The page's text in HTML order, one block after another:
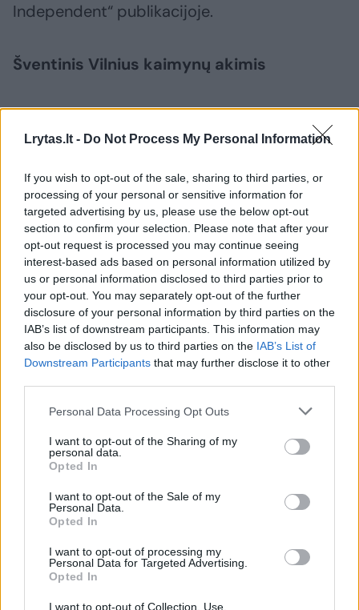
Lrytas.lt - Do Not Process My Personal Information
If you wish to opt-out of the sale, sharing to third parties, or
processing of your personal or sensitive information for
targeted advertising by us, please use the below opt-out
section to confirm your selection. Please note that after your
opt-out request is processed you may continue seeing
interest-based ads based on personal information utilized by
us or personal information disclosed to third parties prior to
your opt-out. You may separately opt-out of the further
disclosure of your personal information by third parties on the
IAB’s list of downstream participants. This information may
also be disclosed by us to third parties on the IAB’s List of
Downstream Participants that may further disclose it to other
Personal Data Processing Opt Outs
I want to opt-out of the Sharing of my
personal data.
Opted In
I want to opt-out of the Sale of my
Personal Data.
Opted In
I want to opt-out of processing my
Personal Data for Targeted Advertising.
Opted In
I want to opt-out of Collection, Use,
Independent“ publikacijoje.
Šventinis Vilnius kaimynų akimis
Kalėdinis Vilnius šiemet plačiai aptartas ir
kaimyninėse šalyse – Lenkijoje ir Latvijoje.
Kalėdų senelių suvažiavimas, šventiškai
papuošti traukiniai, kuriais galima pasiekti
Vilnių nuo Mockavos stoties, bei nauja
miesto iniciatyva – Vilniaus kalėdiškiausia
diena, kai šventinė laukimo atmosfera mieste
pradedama kurti prieš Kalėdas.
Latvijos portaluose Vilnius dažnai minėtas
diskusijose apie įspūdingiausias regiono
Kalėdų egles, kurias papildė jų palyginimas su
draugiška kaimynų kulinarine konkurencija –
šaltibarščių ir aukstās zupas (latviškos
Pasak Vilniaus miesto turizmo ir verslo
plėtros agentūros „Go Vilnius“ komunikacijos
vadovės Eglės Girdzijauskaitės, Europos